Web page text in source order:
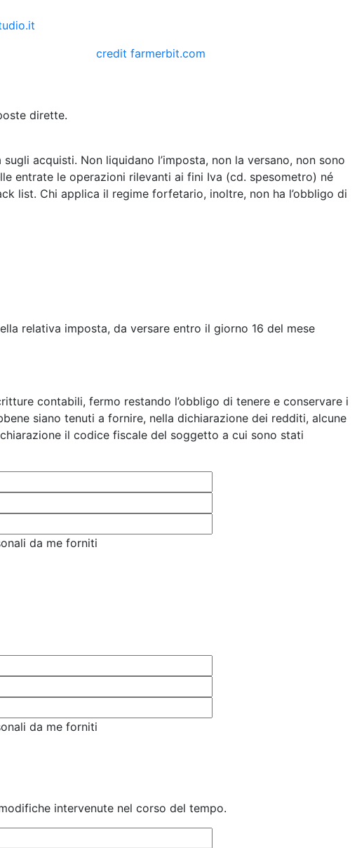
credit farmerbit.com
dirette.
acquisti. Non liquidano l’imposta, non la versano, non sono
entrate le operazioni rilevanti ai fini Iva (cd. spesometro) né
list. Chi applica il regime forfetario, inoltre, non ha l’obbligo di
relativa imposta, da versare entro il giorno 16 del mese
contabili, fermo restando l’obbligo di tenere e conservare i
siano tenuti a fornire, nella dichiarazione dei redditi, alcune
il codice fiscale del soggetto a cui sono stati
da me forniti
da me forniti
intervenute nel corso del tempo.